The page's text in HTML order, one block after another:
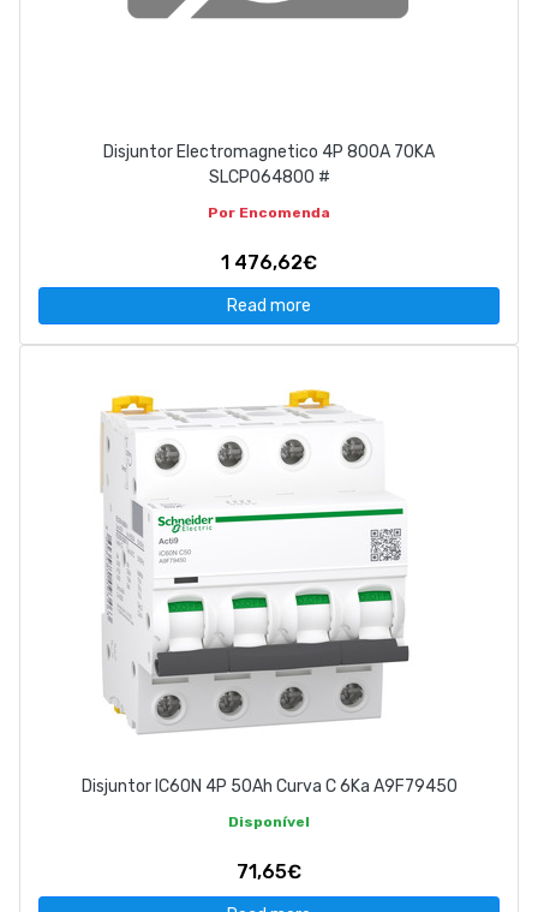
Disjuntor Electromagnetico 4P 800A 70KA
SLCP064800 #
Por Encomenda
1 476,62€
Read more
Disjuntor IC60N 4P 50Ah Curva C 6Ka A9F79450
Disponível
71,65€